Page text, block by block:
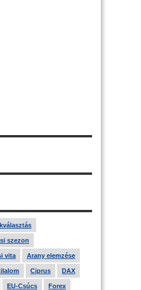
szezon
vita Arany elemzése
Ciprus DAX
EU-Csúcs Forex